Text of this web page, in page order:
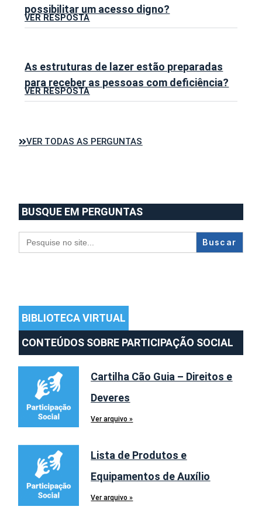
possibilitar um acesso digno?
VER RESPOSTA
As estruturas de lazer estão preparadas
para receber as pessoas com deficiência?
VER RESPOSTA
VER TODAS AS PERGUNTAS
BUSQUE EM PERGUNTAS
Search
for:
BIBLIOTECA VIRTUAL
CONTEÚDOS SOBRE PARTICIPAÇÃO SOCIAL
Cartilha Cão Guia – Direitos e
Deveres
Ver arquivo »
Lista de Produtos e
Equipamentos de Auxílio
Ver arquivo »